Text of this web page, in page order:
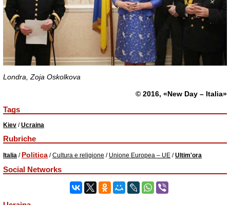
Londra, Zoja Oskolkova
© 2016, «New Day – Italia»
Tags
Kiev /Ucraina
Rubriche
Italia / Politica /Cultura e religione / Unione Europea – UE /Ultim'ora
Social Networks